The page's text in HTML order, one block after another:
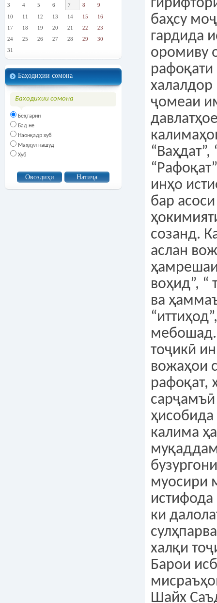
3
4 5 6 7 8
9
10
11 12 13 14 15
16
17
18 19 20 21 22
23
24
25 26 27 28 29
30
31
Баҳодиҳии сомона
Баходихии сомона
Беҳтарин
Бад не
Наонқадр хуб
Маҳқул нашуд
Хуб